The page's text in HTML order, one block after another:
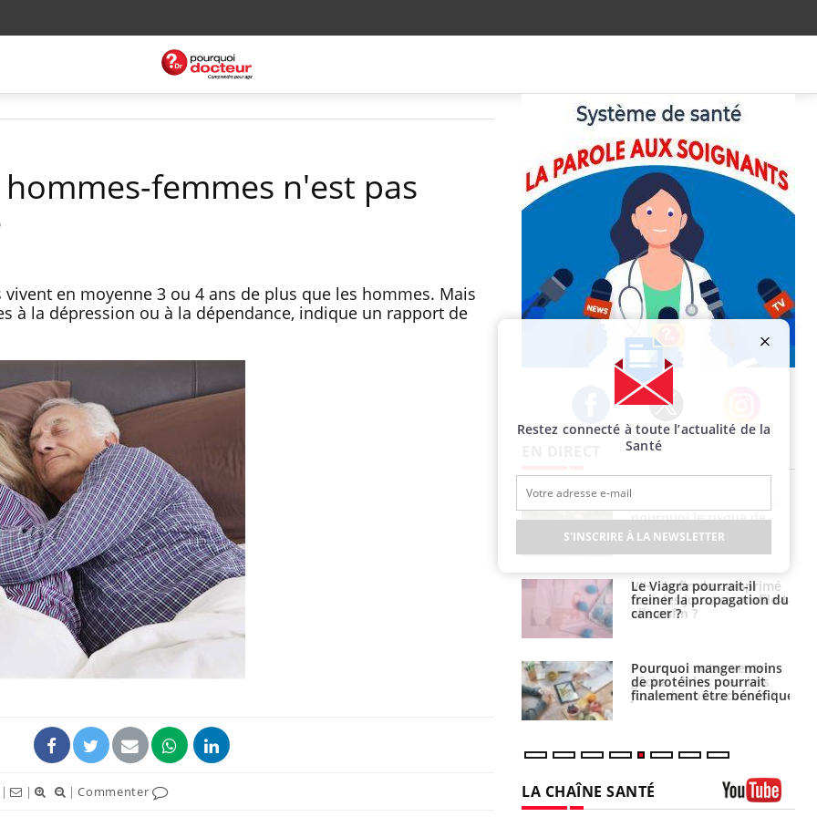
femmes n'est pas
en moyenne 3 ou 4 ans de plus que les hommes. Mais
à la dépression ou à la dépendance, indique un rapport de
| | |Commenter
Facebook Twitter Instagram
Chikungunya, dengue,
West Nile : que se passe-
t-il dans le sud de la
France ?
Les médicaments GLP-1
protègent-ils aussi les os
?
Cytomégalovirus : ce qui
change dans la prise en
pourquoi le risque de
noyade grimpe-t-il ?
Le Viagra pourrait-il
freiner la propagation du
cancer ?
Pourquoi manger moins
de protéines pourrait
finalement être bénéfique
LA CHAÎNE SANTÉ
Restez connecté à toute l’actualité de la
Santé
S'INSCRIRE À LA NEWSLETTER